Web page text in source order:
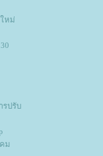
ใหม่
รปรับ
ม